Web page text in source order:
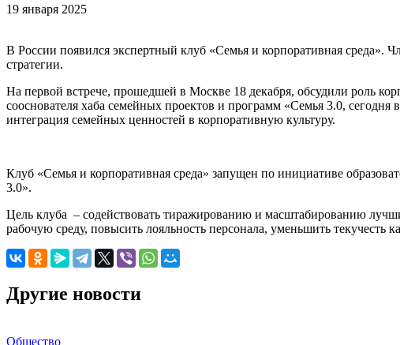
19 января 2025
В России появился экспертный клуб «Семья и корпоративная среда».
стратегии.
На первой встрече, прошедшей в Москве 18 декабря, обсудили роль
сооснователя хаба семейных проектов и программ «Семья 3.0,
интеграция семейных ценностей в корпоративную культуру.
Клуб «Семья и корпоративная среда» запущен по инициативе
3.0».
Цель клуба – содействовать тиражированию и масштабированию
рабочую среду, повысить лояльность персонала, уменьшить текучесть
Другие новости
Общество